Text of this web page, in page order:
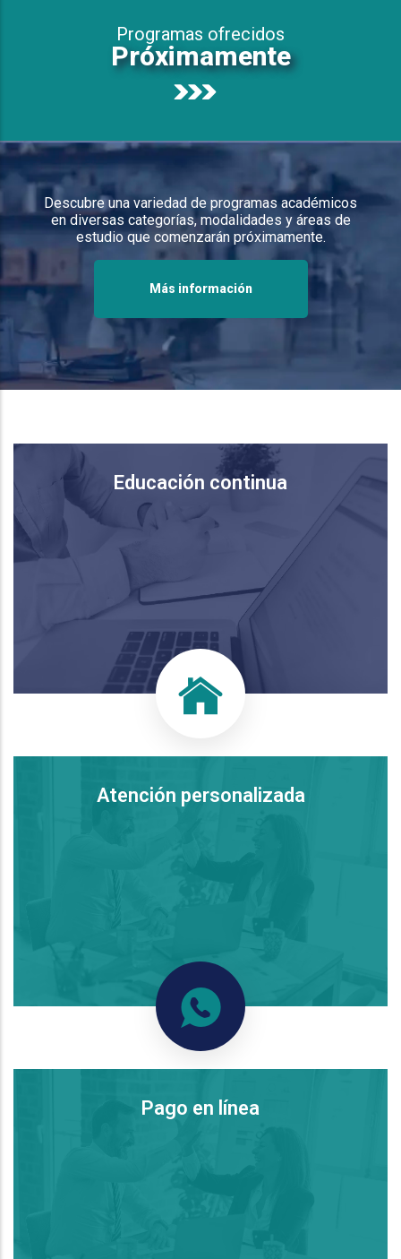
Programas ofrecidos
Próximamente
Descubre una variedad de programas académicos
en diversas categorías, modalidades y áreas de
estudio que comenzarán próximamente.
Más información
Educación continua
Atención personalizada
Pago en línea